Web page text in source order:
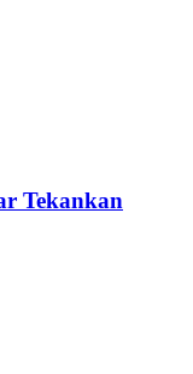
Tekankan